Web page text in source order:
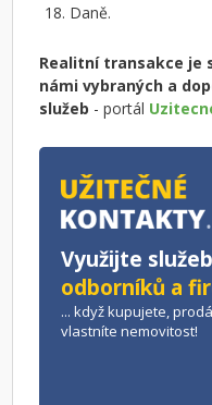
Daně.
Realitní transakce je
námi vybraných a
služeb - portál
Využijte služeb
odborníků a
... když kupujete,
vlastníte nemovitost!